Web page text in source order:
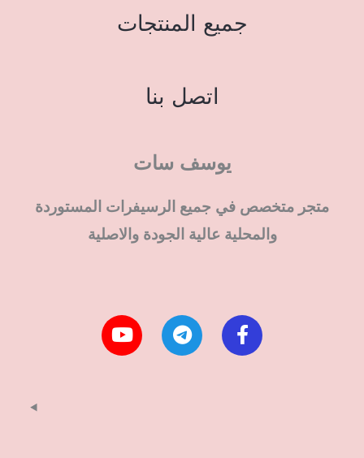
جميع المنتجات
اتصل بنا
يوسف سات
متجر متخصص في جميع الرسيفرات المستوردة
والمحلية عالية الجودة والاصلية